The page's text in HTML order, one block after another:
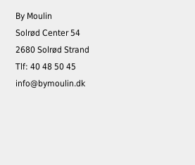
By Moulin
Solrød Center 54
2680 Solrød Strand
Tlf: 40 48 50 45
info@bymoulin.dk